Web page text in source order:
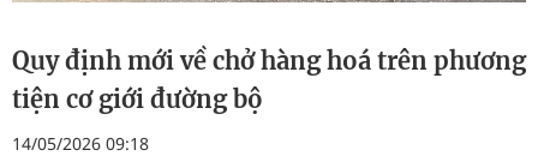
Quy định mới về chở hàng hoá trên phương
tiện cơ giới đường bộ
14/05/2026 09:18